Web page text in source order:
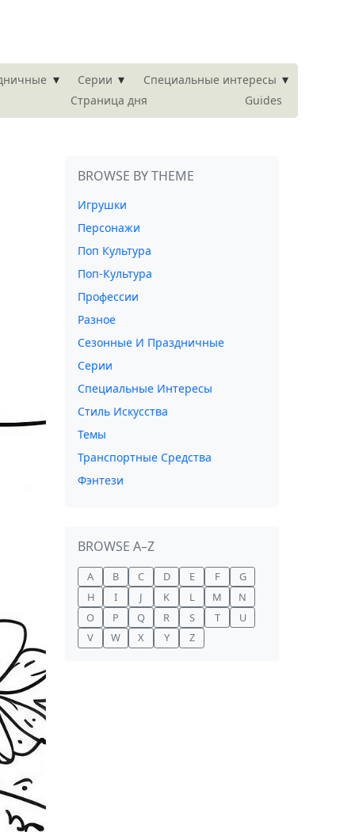
▾ Серии ▾ Специальные интересы ▾
Страница дня Guides
BROWSE BY THEME
Игрушки
Персонажи
Поп Культура
Поп-Культура
Профессии
Разное
Сезонные И Праздничные
Серии
Специальные Интересы
Стиль Искусства
Темы
Транспортные Средства
Фэнтези
BROWSE A–Z
A B C D E F
G
H
I J K L M
N
O
P Q R S T
U
V
W X Y Z